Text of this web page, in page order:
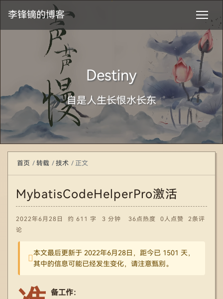
李锋镝的博客
Destiny
自是人生长恨水长东
首页 转载 技术 正文
MybatisCodeHelperPro激活
2022年6月28日 约 611 字 3 分钟 36点热度 0人点赞
2条评
论
本文最后更新于 2022年6月28日，距今已 1501 天，
其中的信息可能已经发生变化，请注意甄别。
备工作：